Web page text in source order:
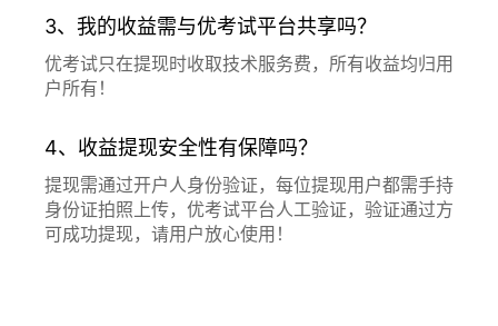
3、我的收益需与优考试平台共享吗？
优考试只在提现时收取技术服务费，所有收益均归用
户所有！
4、收益提现安全性有保障吗？
提现需通过开户人身份验证，每位提现用户都需手持
身份证拍照上传，优考试平台人工验证，验证通过方
可成功提现，请用户放心使用！